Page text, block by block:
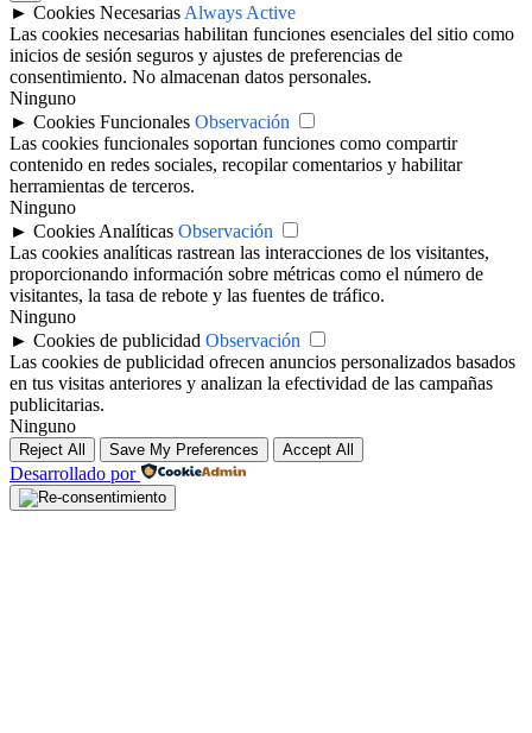
► Cookies Necesarias Always Active
Las cookies necesarias habilitan funciones esenciales del sitio como
inicios de sesión seguros y ajustes de preferencias de
consentimiento. No almacenan datos personales.
Ninguno
► Cookies Funcionales Observación
Las cookies funcionales soportan funciones como compartir
contenido en redes sociales, recopilar comentarios y habilitar
herramientas de terceros.
Ninguno
► Cookies Analíticas Observación
Las cookies analíticas rastrean las interacciones de los visitantes,
proporcionando información sobre métricas como el número de
visitantes, la tasa de rebote y las fuentes de tráfico.
Ninguno
► Cookies de publicidad Observación
Las cookies de publicidad ofrecen anuncios personalizados basados
en tus visitas anteriores y analizan la efectividad de las campañas
publicitarias.
Ninguno
Reject All Save My Preferences Accept All
Desarrollado por